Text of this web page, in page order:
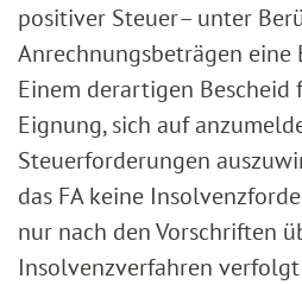
positiver Steuer– unter
Anrechnungsbeträgen
Einem derartigen
Eignung, sich auf
Steuerforderungen
das FA keine
nur nach den Vorschriften
Insolvenzverfahren